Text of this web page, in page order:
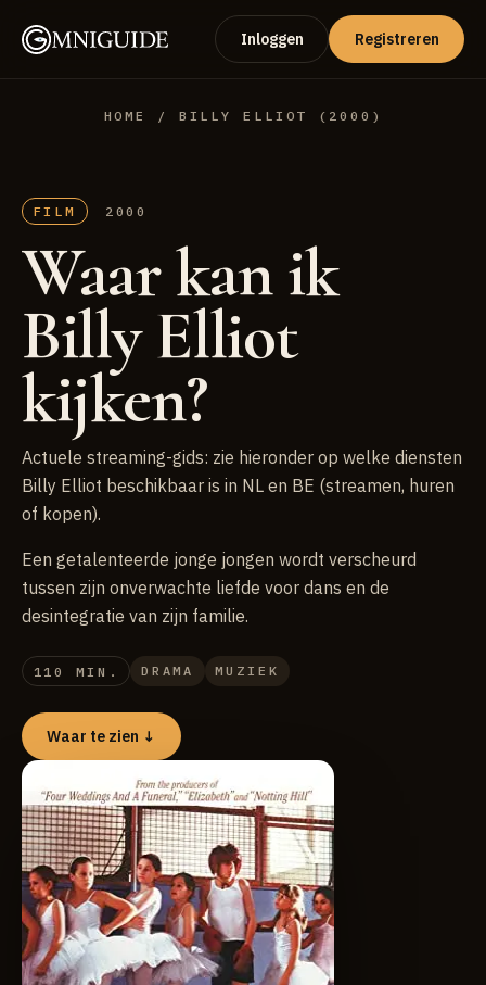
Inloggen Registreren
HOME / BILLY ELLIOT (2000)
FILM 2000
Waar kan ik
Billy Elliot
kijken?
Actuele streaming-gids: zie hieronder op welke diensten
Billy Elliot beschikbaar is in NL en BE (streamen, huren
of kopen).
Een getalenteerde jonge jongen wordt verscheurd
tussen zijn onverwachte liefde voor dans en de
desintegratie van zijn familie.
110 MIN. DRAMA MUZIEK
Waar te zien ↓